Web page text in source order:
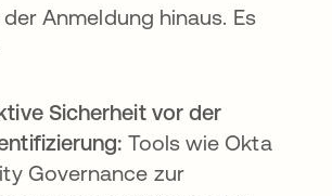
Anmeldung hinaus. Es
Sicherheit vor der
Tools wie Okta
Governance zur